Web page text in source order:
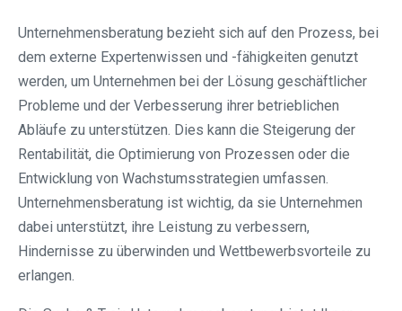
Unternehmensberatung bezieht sich auf den Prozess, bei
dem externe Expertenwissen und -fähigkeiten genutzt
werden, um Unternehmen bei der Lösung geschäftlicher
Probleme und der Verbesserung ihrer betrieblichen
Abläufe zu unterstützen. Dies kann die Steigerung der
Rentabilität, die Optimierung von Prozessen oder die
Entwicklung von Wachstumsstrategien umfassen.
Unternehmensberatung ist wichtig, da sie Unternehmen
dabei unterstützt, ihre Leistung zu verbessern,
Hindernisse zu überwinden und Wettbewerbsvorteile zu
erlangen.